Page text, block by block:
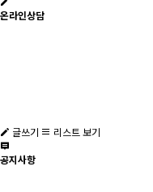
온라인상담
글쓰기
리스트 보기
공지사항